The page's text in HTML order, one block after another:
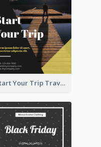
Start Your Trip Travelling Flyer